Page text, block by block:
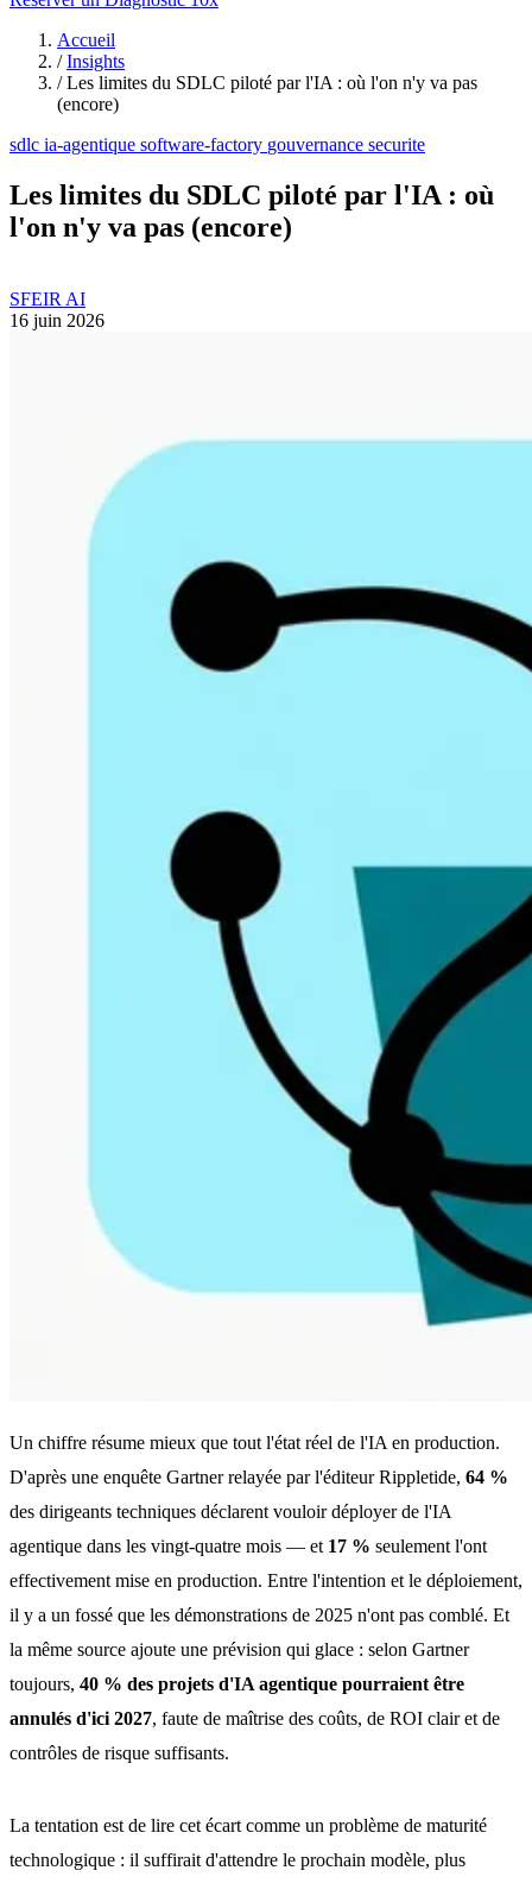
Accueil
/ Insights
/ Les limites du SDLC piloté par l'IA : où l'on n'y va pas
(encore)
sdlc ia-agentique software-factory gouvernance securite
Les limites du SDLC piloté par l'IA : où
l'on n'y va pas (encore)
SFEIR AI
16 juin 2026
Un chiffre résume mieux que tout l'état réel de l'IA en production.
D'après une enquête Gartner relayée par l'éditeur Rippletide, 64 %
des dirigeants techniques déclarent vouloir déployer de l'IA
agentique dans les vingt-quatre mois — et 17 % seulement l'ont
effectivement mise en production. Entre l'intention et le déploiement,
il y a un fossé que les démonstrations de 2025 n'ont pas comblé. Et
la même source ajoute une prévision qui glace : selon Gartner
toujours, 40 % des projets d'IA agentique pourraient être
annulés d'ici 2027, faute de maîtrise des coûts, de ROI clair et de
contrôles de risque suffisants.
La tentation est de lire cet écart comme un problème de maturité
technologique : il suffirait d'attendre le prochain modèle, plus